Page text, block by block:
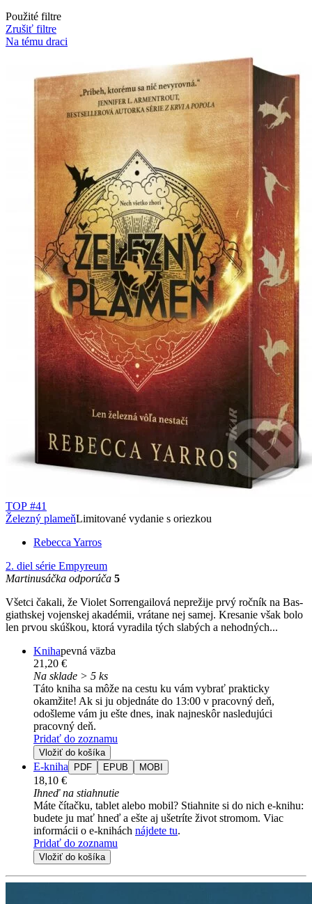
Použité filtre
Zrušiť filtre
Na tému draci
TOP #41
Železný plameňLimitované vydanie s oriezkou
Rebecca Yarros
2. diel série Empyreum
Martinusáčka odporúča 5
Všetci čakali, že Violet Sorrengailová neprežije prvý ročník na Bas­
giathskej vojenskej akadémii, vrátane nej samej. Kresanie však bolo
len prvou skúškou, ktorá vyradila tých slabých a nehodných...
Knihapevná väzba
21,20 €
Na sklade > 5 ks
Táto kniha sa môže na cestu ku vám vybrať prakticky
okamžite! Ak si ju objednáte do 13:00 v pracovný deň,
odošleme vám ju ešte dnes, inak najneskôr nasledujúci
pracovný deň.
Pridať do zoznamu
Vložiť do košíka
E-kniha PDF EPUB MOBI
18,10 €
Ihneď na stiahnutie
Máte čítačku, tablet alebo mobil? Stiahnite si do nich e-knihu:
budete ju mať hneď a ešte aj ušetríte život stromom. Viac
informácii o e-knihách nájdete tu.
Pridať do zoznamu
Vložiť do košíka